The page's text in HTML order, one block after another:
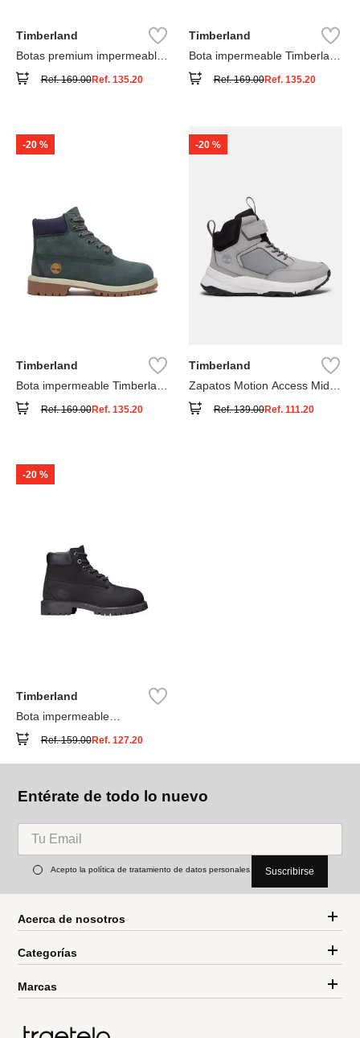
Timberland
Botas premium impermeables
Ref.169.00Ref. 135.20
Timberland
Bota impermeable Timberland
Ref.169.00Ref. 135.20
-20 %
Timberland
Bota impermeable Timberland
Ref.169.00Ref. 135.20
-20 %
Timberland
Zapatos Motion Access Mid
Ref.139.00Ref. 111.20
-20 %
Timberland
Bota impermeable
Ref.159.00Ref. 127.20
Entérate de todo lo nuevo
Acepto la política de tratamiento de datos personales Suscribirse
Acerca de nosotros
Categorías
Marcas